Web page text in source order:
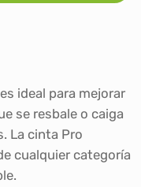
ideal para mejorar
se resbale o caiga
La cinta Pro
cualquier categoría